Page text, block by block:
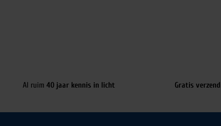
Al ruim 40 jaar kennis in licht Gratis